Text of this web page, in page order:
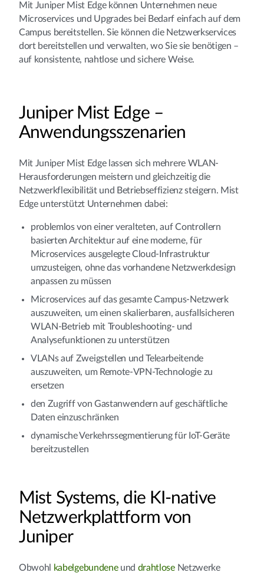
Mit Juniper Mist Edge können Unternehmen neue
Microservices und Upgrades bei Bedarf einfach auf dem
Campus bereitstellen. Sie können die Netzwerkservices
dort bereitstellen und verwalten, wo Sie sie benötigen –
auf konsistente, nahtlose und sichere Weise.
Juniper Mist Edge –
Anwendungsszenarien
Mit Juniper Mist Edge lassen sich mehrere WLAN-
Herausforderungen meistern und gleichzeitig die
Netzwerkflexibilität und Betriebseffizienz steigern. Mist
Edge unterstützt Unternehmen dabei:
problemlos von einer veralteten, auf Controllern
basierten Architektur auf eine moderne, für
Microservices ausgelegte Cloud-Infrastruktur
umzusteigen, ohne das vorhandene Netzwerkdesign
anpassen zu müssen
Microservices auf das gesamte Campus-Netzwerk
auszuweiten, um einen skalierbaren, ausfallsicheren
WLAN-Betrieb mit Troubleshooting- und
Analysefunktionen zu unterstützen
VLANs auf Zweigstellen und Telearbeitende
auszuweiten, um Remote-VPN-Technologie zu
ersetzen
den Zugriff von Gastanwendern auf geschäftliche
Daten einzuschränken
dynamische Verkehrssegmentierung für IoT-Geräte
bereitzustellen
Mist Systems, die KI-native
Netzwerkplattform von
Juniper
Obwohl kabelgebundeneund drahtloseNetzwerke